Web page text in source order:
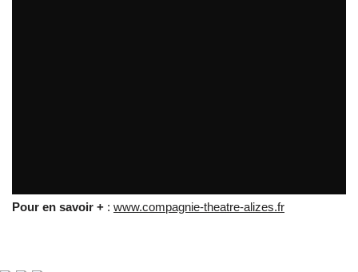
Pour en savoir + : www.compagnie-theatre-alizes.fr